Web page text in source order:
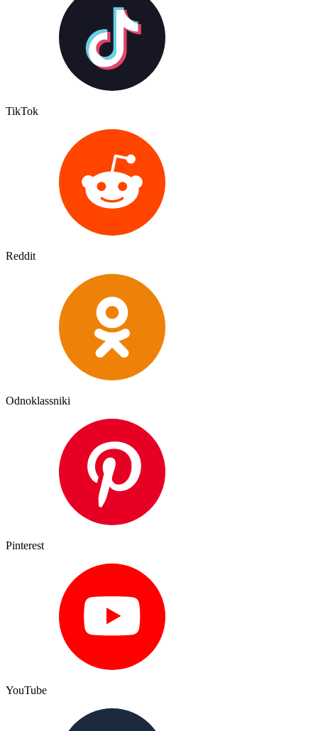
TikTok
Reddit
Odnoklassniki
Pinterest
YouTube